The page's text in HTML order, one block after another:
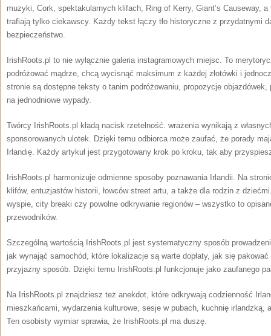
muzyki, Cork, spektakularnych klifach, Ring of Kerry, Giant’s Causeway,
trafiają tylko ciekawscy. Każdy tekst łączy tło historyczne z przydatnymi
bezpieczeństwo.
IrishRoots.pl to nie wyłącznie galeria instagramowych miejsc. To
podróżować mądrze, chcą wycisnąć maksimum z każdej złotówki i
stronie są dostępne teksty o tanim podróżowaniu, propozycje
na jednodniowe wypady.
Twórcy IrishRoots.pl kładą nacisk rzetelność. wrażenia wynikają z
sponsorowanych ulotek. Dzięki temu odbiorca może zaufać, że porady
Irlandię. Każdy artykuł jest przygotowany krok po kroku, tak aby
IrishRoots.pl harmonizuje odmienne sposoby poznawania Irlandii. Na
klifów, entuzjastów historii, łowców street artu, a także dla rodzin z
wyspie, city breaki czy powolne odkrywanie regionów – wszystko to
przewodników.
Szczególną wartością IrishRoots.pl jest systematyczny sposób
jak wynająć samochód, które lokalizacje są warte dopłaty, jak się
przyjazny sposób. Dzięki temu IrishRoots.pl funkcjonuje jako zaufanego
Na IrishRoots.pl znajdziesz też anekdot, które odkrywają codzienność
mieszkańcami, wydarzenia kulturowe, sesje w pubach, kuchnię irlandzką,
Ten osobisty wymiar sprawia, że IrishRoots.pl ma duszę.